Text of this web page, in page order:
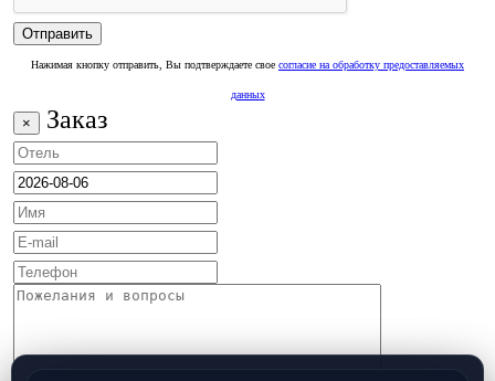
Нажимая кнопку отправить, Вы подтверждаете свое согласие на обработку предоставляемых
данных
× Заказ